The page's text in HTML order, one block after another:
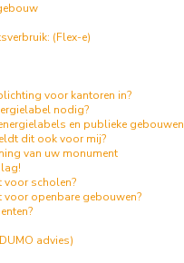
(Flex-e)
voor kantoren in?
nodig?
en publieke gebouwen
dit ook voor mij?
van uw monument
voor scholen?
voor openbare gebouwen?
advies)